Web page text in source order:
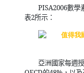
PISA2006數學
表2所示：
亞洲國家每週